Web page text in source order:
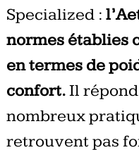
Specialized :
normes établies
en termes de
confort.Il répond
nombreux
retrouvent pas